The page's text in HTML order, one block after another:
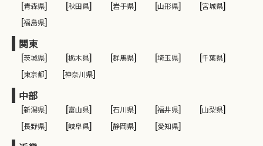
[青森県] [秋田県] [岩手県] [山形県] [宮城県]
[福島県]
関東
[茨城県] [栃木県] [群馬県] [埼玉県] [千葉県]
[東京都] [神奈川県]
中部
[新潟県] [富山県] [石川県] [福井県] [山梨県]
[長野県] [岐阜県] [静岡県] [愛知県]